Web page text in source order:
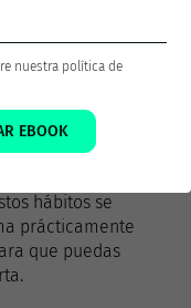
diario está
sobrehumana,
hábitos se
prácticamente
que puedas
nuestra política de
EBOOK